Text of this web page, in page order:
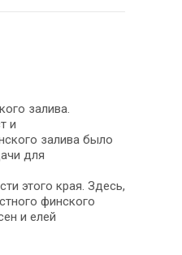
залива.
и
залива было
для
этого края. Здесь,
финского
и елей